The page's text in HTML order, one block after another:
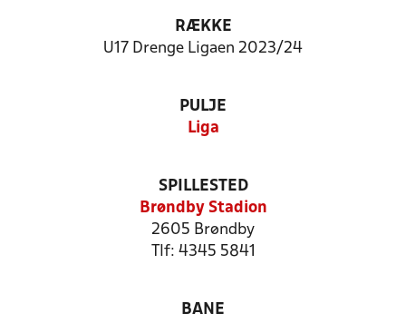
RÆKKE
U17 Drenge Ligaen 2023/24
PULJE
Liga
SPILLESTED
Brøndby Stadion
2605 Brøndby
Tlf: 4345 5841
BANE